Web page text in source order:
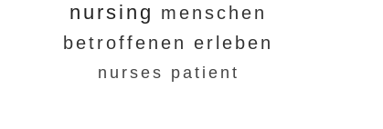
nursing menschen
betroffenen erleben
nurses patient